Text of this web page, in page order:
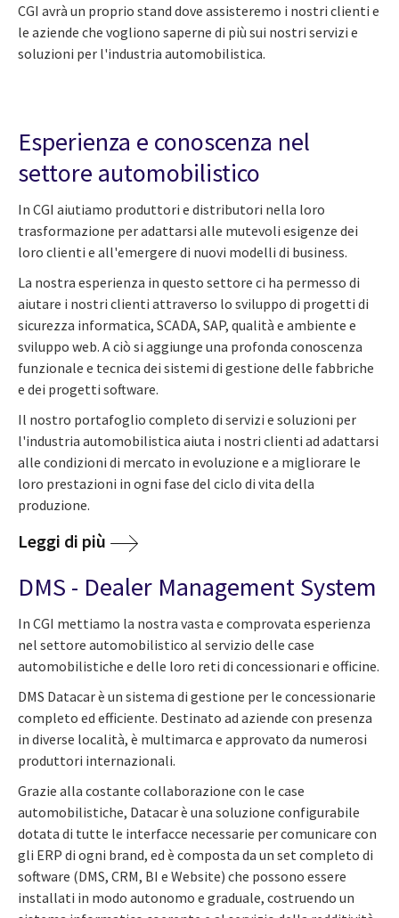
CGI avrà un proprio stand dove assisteremo i nostri clienti e
le aziende che vogliono saperne di più sui nostri servizi e
soluzioni per l'industria automobilistica.
Esperienza e conoscenza nel
settore automobilistico
In CGI aiutiamo produttori e distributori nella loro
trasformazione per adattarsi alle mutevoli esigenze dei
loro clienti e all'emergere di nuovi modelli di business.
La nostra esperienza in questo settore ci ha permesso di
aiutare i nostri clienti attraverso lo sviluppo di progetti di
sicurezza informatica, SCADA, SAP, qualità e ambiente e
sviluppo web. A ciò si aggiunge una profonda conoscenza
funzionale e tecnica dei sistemi di gestione delle fabbriche
e dei progetti software.
Il nostro portafoglio completo di servizi e soluzioni per
l'industria automobilistica aiuta i nostri clienti ad adattarsi
alle condizioni di mercato in evoluzione e a migliorare le
loro prestazioni in ogni fase del ciclo di vita della
produzione.
Leggi di più
DMS - Dealer Management System
In CGI mettiamo la nostra vasta e comprovata esperienza
nel settore automobilistico al servizio delle case
automobilistiche e delle loro reti di concessionari e officine.
DMS Datacar è un sistema di gestione per le concessionarie
completo ed efficiente. Destinato ad aziende con presenza
in diverse località, è multimarca e approvato da numerosi
produttori internazionali.
Grazie alla costante collaborazione con le case
automobilistiche, Datacar è una soluzione configurabile
dotata di tutte le interfacce necessarie per comunicare con
gli ERP di ogni brand, ed è composta da un set completo di
software (DMS, CRM, BI e Website) che possono essere
installati in modo autonomo e graduale, costruendo un